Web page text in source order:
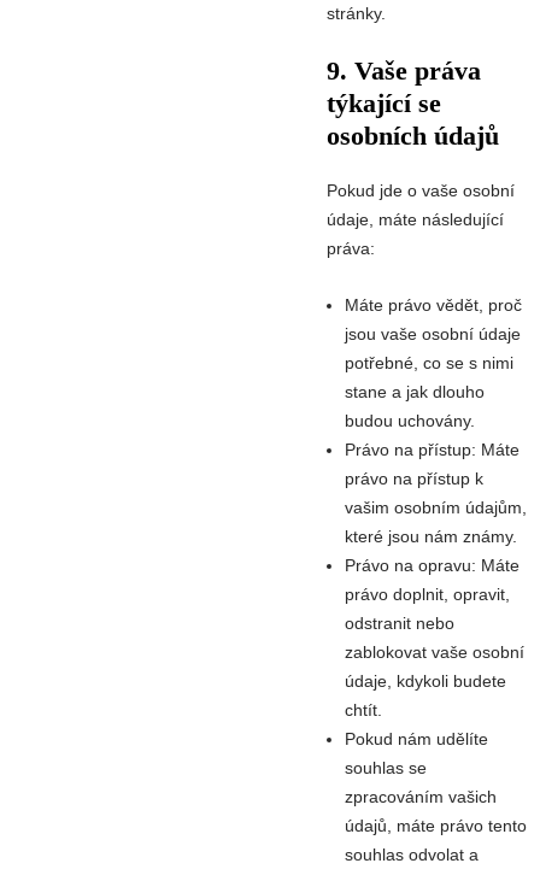
stránky.
9. Vaše práva
týkající se
osobních údajů
Pokud jde o vaše osobní
údaje, máte následující
práva:
Máte právo vědět, proč
jsou vaše osobní údaje
potřebné, co se s nimi
stane a jak dlouho
budou uchovány.
Právo na přístup: Máte
právo na přístup k
vašim osobním údajům,
které jsou nám známy.
Právo na opravu: Máte
právo doplnit, opravit,
odstranit nebo
zablokovat vaše osobní
údaje, kdykoli budete
chtít.
Pokud nám udělíte
souhlas se
zpracováním vašich
údajů, máte právo tento
souhlas odvolat a